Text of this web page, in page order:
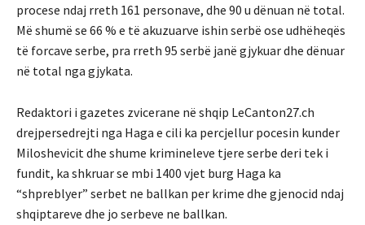
procese ndaj rreth 161 personave, dhe 90 u dënuan në total.
Më shumë se 66 % e të akuzuarve ishin serbë ose udhëheqës
të forcave serbe, pra rreth 95 serbë janë gjykuar dhe dënuar
në total nga gjykata.
Redaktori i gazetes zvicerane në shqip LeCanton27.ch
drejpersedrejti nga Haga e cili ka percjellur pocesin kunder
Miloshevicit dhe shume krimineleve tjere serbe deri tek i
fundit, ka shkruar se mbi 1400 vjet burg Haga ka
“shpreblyer” serbet ne ballkan per krime dhe gjenocid ndaj
shqiptareve dhe jo serbeve ne ballkan.